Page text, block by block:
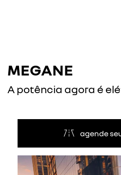
MEGANE
A potência agora é
agende